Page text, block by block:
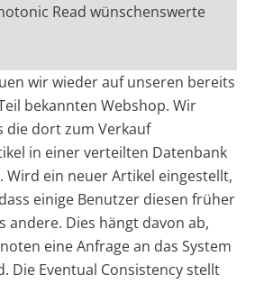
Read wünschenswerte
wir wieder auf unseren bereits
bekannten Webshop. Wir
die dort zum Verkauf
in einer verteilten Datenbank
Wird ein neuer Artikel eingestellt,
einige Benutzer diesen früher
andere. Dies hängt davon ab,
eine Anfrage an das System
Die Eventual Consistency stellt